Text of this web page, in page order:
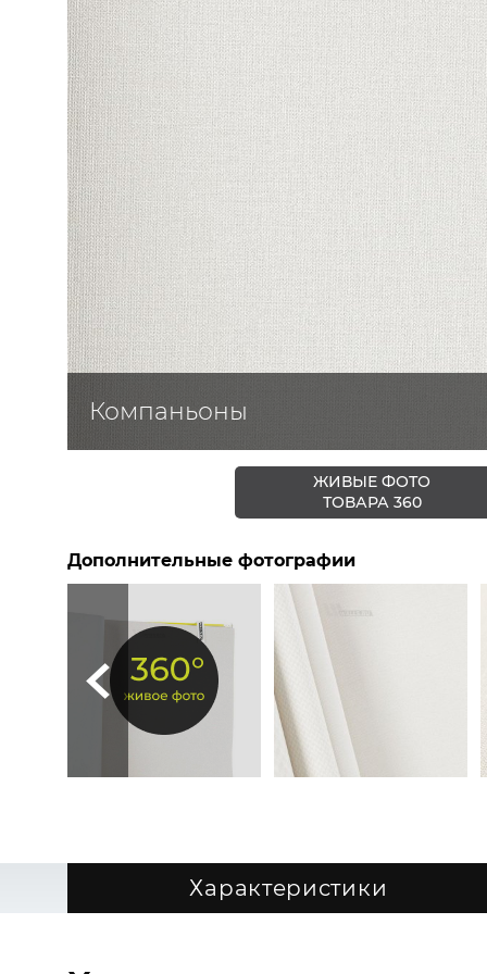
ЦВЕТА
Компаньоны
ЖИВЫЕ ФОТО
ТОВАРА 360
Дополнительные фотографии
Характеристики